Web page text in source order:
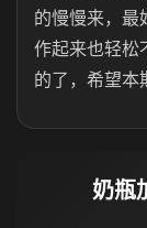
的慢慢来，最
作起来也轻松
的了，希望本
奶瓶